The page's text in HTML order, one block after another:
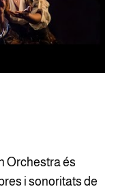
Orchestra és
i sonoritats de